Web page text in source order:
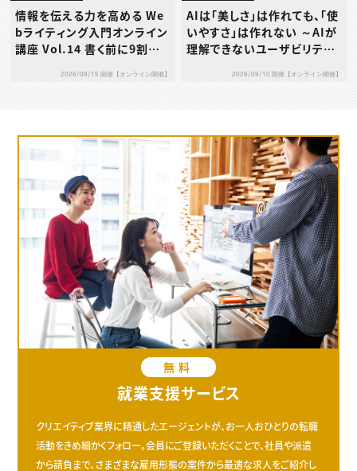
情報を伝える力を高める We
bライティング入門オンライン
講座 Vol.14 書く前に9割決
の鍛え方2026/09/15 開催【オンライン開催】
AIは「美しさ」は作れても、「使
いやすさ」は作れない ～AIが
理解できないユーザビリティ
2026/09/10 開催【オンライン開催】
無料
就業支援サービス
クリエイティブ業界に精通したエージェントが、お一人おひとりの転職
活動をきめ細かくフォロー。会員にご登録いただくことで、社員や派遣
から請負まで、さまざまな雇用形態の案件から最適な求人をご紹介し